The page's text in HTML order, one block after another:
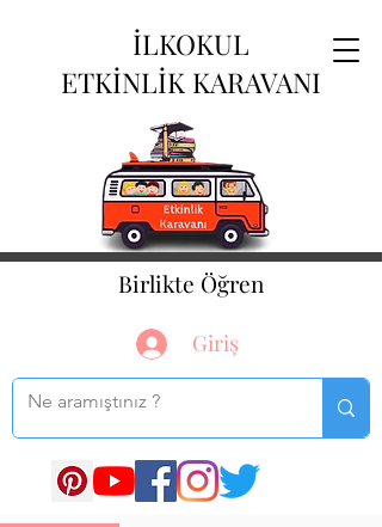
İLKOKUL
ETKİNLİK KARAVANI
Birlikte Öğren
Giriş